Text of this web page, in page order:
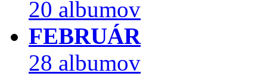
20 albumov
FEBRUÁR
28 albumov